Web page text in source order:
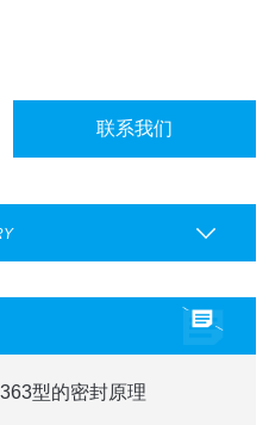
联系我们
型的密封原理